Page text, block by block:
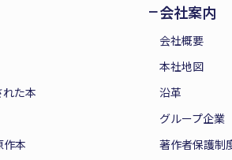
れた本
作本
会社案内
会社概要
本社地図
沿革
グループ企業
著作者保護制